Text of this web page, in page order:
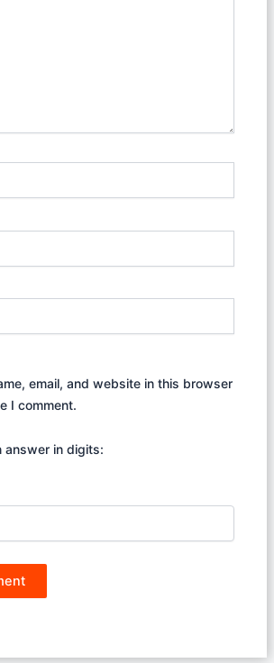
email, and website in this browser
I comment.
answer in digits: